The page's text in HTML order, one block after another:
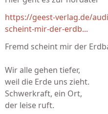
https://geest-verlag.de/
scheint-mir-der-erdb...
Fremd scheint mir der
Wir alle gehen tiefer,
weil die Erde uns zieht.
Schwerkraft, ein Ort,
der leise ruft.